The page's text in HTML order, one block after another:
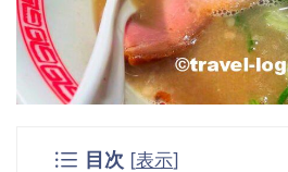
目次 [表示]